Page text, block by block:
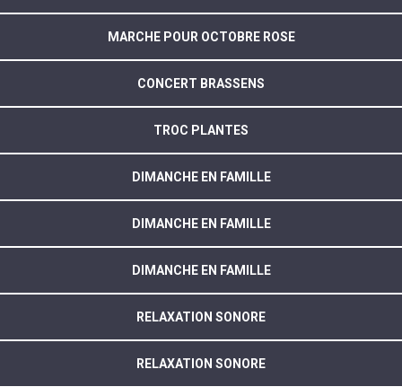
MARCHE POUR OCTOBRE ROSE
CONCERT BRASSENS
TROC PLANTES
DIMANCHE EN FAMILLE
DIMANCHE EN FAMILLE
DIMANCHE EN FAMILLE
RELAXATION SONORE
RELAXATION SONORE